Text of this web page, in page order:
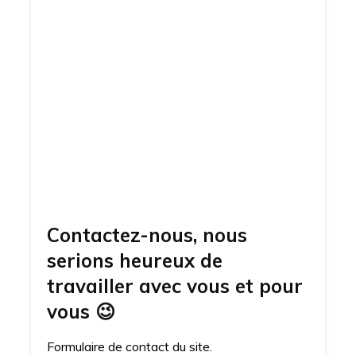
Contactez-nous, nous
serions heureux de
travailler avec vous et pour
vous 😉
Formulaire de contact du site.